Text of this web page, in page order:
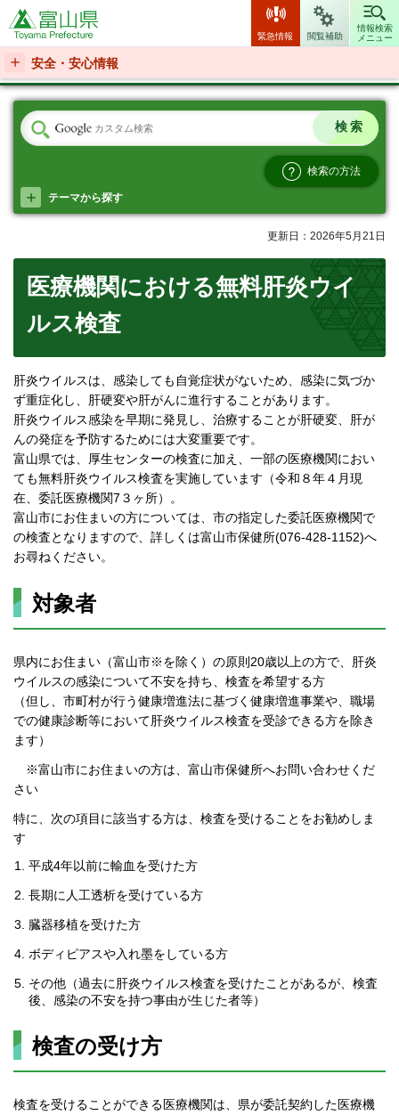
富山県
緊急情報 閲覧補助
情報検索
メニュー
安全・安心情報
検索の方法
テーマから探す
更新日：2026年5月21日
医療機関における無料肝炎ウイ
ルス検査
肝炎ウイルスは、感染しても自覚症状がないため、感染に気づか
ず重症化し、肝硬変や肝がんに進行することがあります。
肝炎ウイルス感染を早期に発見し、治療することが肝硬変、肝が
んの発症を予防するためには大変重要です。
富山県では、厚生センターの検査に加え、一部の医療機関におい
ても無料肝炎ウイルス検査を実施しています（令和８年４月現
在、委託医療機関7３ヶ所）。
富山市にお住まいの方については、市の指定した委託医療機関で
の検査となりますので、詳しくは富山市保健所(076-428-1152)へ
お尋ねください。
対象者
県内にお住まい（富山市※を除く）の原則20歳以上の方で、肝炎
ウイルスの感染について不安を持ち、検査を希望する方
（但し、市町村が行う健康増進法に基づく健康増進事業や、職場
での健康診断等において肝炎ウイルス検査を受診できる方を除き
ます）
※富山市にお住まいの方は、富山市保健所へお問い合わせくだ
さい
特に、次の項目に該当する方は、検査を受けることをお勧めしま
す
平成4年以前に輸血を受けた方
長期に人工透析を受けている方
臓器移植を受けた方
ボディピアスや入れ墨をしている方
その他（過去に肝炎ウイルス検査を受けたことがあるが、検査
後、感染の不安を持つ事由が生じた者等）
検査の受け方
検査を受けることができる医療機関は、県が委託契約した医療機